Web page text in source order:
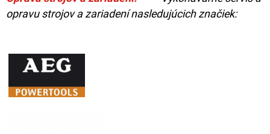
opravu strojov a zariadení nasledujúcich značiek: